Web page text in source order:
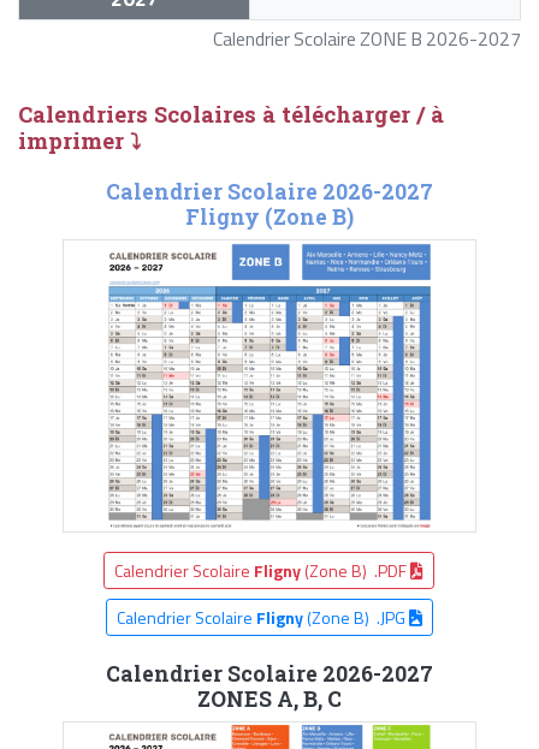
Calendrier Scolaire ZONE B 2026-2027
Calendriers Scolaires à télécharger / à
imprimer ⤵
Calendrier Scolaire 2026-2027
Fligny (Zone B)
Calendrier Scolaire Fligny(Zone B) .PDF
Calendrier Scolaire Fligny(Zone B) .JPG
Calendrier Scolaire 2026-2027
ZONES A, B, C